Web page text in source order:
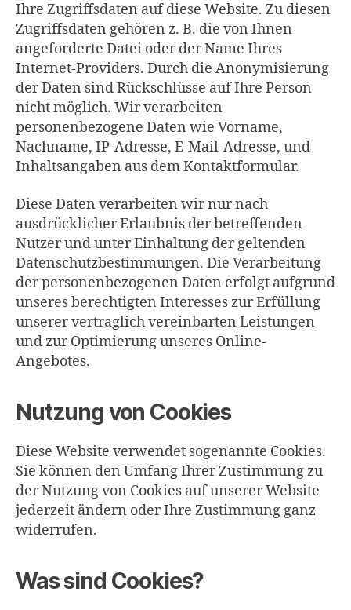
Ihre Zugriffsdaten auf diese Website. Zu diesen
Zugriffsdaten gehören z. B. die von Ihnen
angeforderte Datei oder der Name Ihres
Internet-Providers. Durch die Anonymisierung
der Daten sind Rückschlüsse auf Ihre Person
nicht möglich. Wir verarbeiten
personenbezogene Daten wie Vorname,
Nachname, IP-Adresse, E-Mail-Adresse, und
Inhaltsangaben aus dem Kontaktformular.
Diese Daten verarbeiten wir nur nach
ausdrücklicher Erlaubnis der betreffenden
Nutzer und unter Einhaltung der geltenden
Datenschutzbestimmungen. Die Verarbeitung
der personenbezogenen Daten erfolgt aufgrund
unseres berechtigten Interesses zur Erfüllung
unserer vertraglich vereinbarten Leistungen
und zur Optimierung unseres Online-
Angebotes.
Nutzung von Cookies
Diese Website verwendet sogenannte Cookies.
Sie können den Umfang Ihrer Zustimmung zu
der Nutzung von Cookies auf unserer Website
jederzeit ändern oder Ihre Zustimmung ganz
widerrufen.
Was sind Cookies?